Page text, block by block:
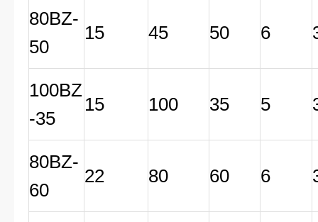
80BZ-
50
15 45 50 6
100BZ
-35
15 100 35 5
80BZ-
60
22 80 60 6